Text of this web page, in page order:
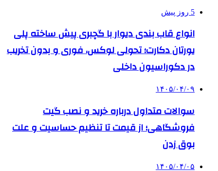
5 روز پیش
انواع قاب بندی دیوار با گچبری پیش ساخته پلی
یورتان دکارت؛ تحولی لوکس، فوری و بدون تخریب
در دکوراسیون داخلی
۱۴۰۵/۰۴/۰۹
سوالات متداول درباره خرید و نصب گیت
فروشگاهی؛ از قیمت تا تنظیم حساسیت و علت
بوق زدن
۱۴۰۵/۰۴/۰۵